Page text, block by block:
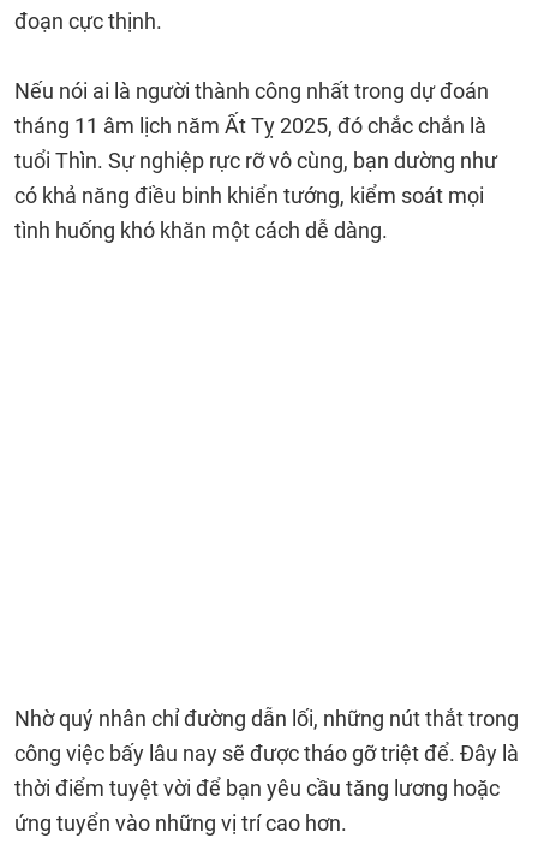
đoạn cực thịnh.
Nếu nói ai là người thành công nhất trong dự đoán
tháng 11 âm lịch năm Ất Tỵ 2025, đó chắc chắn là
tuổi Thìn. Sự nghiệp rực rỡ vô cùng, bạn dường như
có khả năng điều binh khiển tướng, kiểm soát mọi
tình huống khó khăn một cách dễ dàng.
Nhờ quý nhân chỉ đường dẫn lối, những nút thắt trong
công việc bấy lâu nay sẽ được tháo gỡ triệt để. Đây là
thời điểm tuyệt vời để bạn yêu cầu tăng lương hoặc
ứng tuyển vào những vị trí cao hơn.